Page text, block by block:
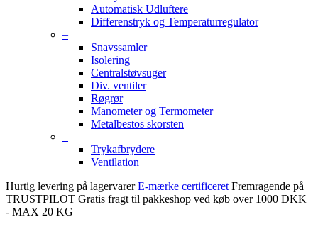
Automatisk Udluftere
Differenstryk og Temperaturregulator
–
Snavssamler
Isolering
Centralstøvsuger
Div. ventiler
Røgrør
Manometer og Termometer
Metalbestos skorsten
–
Trykafbrydere
Ventilation
Hurtig levering på lagervarer E-mærke certificeret Fremragende på
TRUSTPILOT Gratis fragt til pakkeshop ved køb over 1000 DKK
- MAX 20 KG